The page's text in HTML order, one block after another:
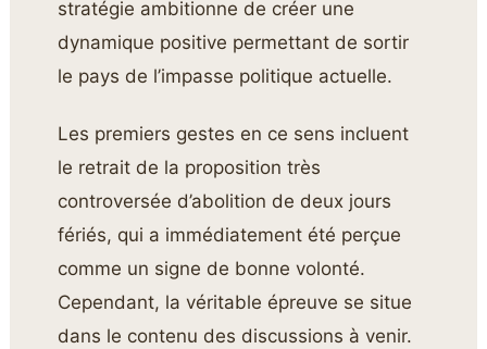
stratégie ambitionne de créer une
dynamique positive permettant de sortir
le pays de l’impasse politique actuelle.
Les premiers gestes en ce sens incluent
le retrait de la proposition très
controversée d’abolition de deux jours
fériés, qui a immédiatement été perçue
comme un signe de bonne volonté.
Cependant, la véritable épreuve se situe
dans le contenu des discussions à venir.